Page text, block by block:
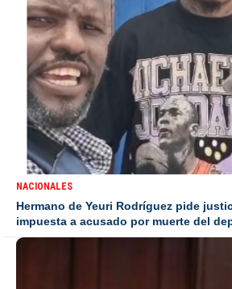
NACIONALES
Hermano de Yeuri Rodríguez pide
impuesta a acusado por muerte del